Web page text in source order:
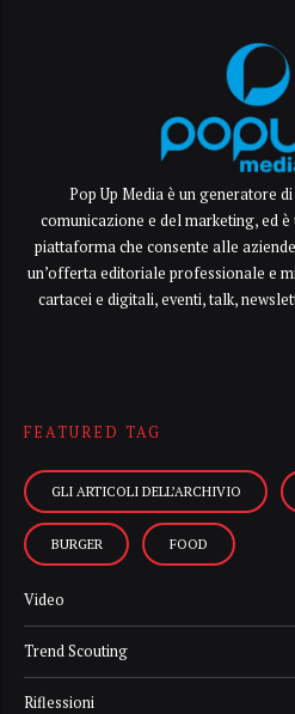
Pop Up Media è un generatore
comunicazione e del marketing, ed
piattaforma che consente alle
un’offerta editoriale professionale e
cartacei e digitali, eventi, talk,
FEATURED TAG
GLI ARTICOLI DELL’ARCHIVIO
BURGER FOOD
Video
Trend Scouting
Riflessioni